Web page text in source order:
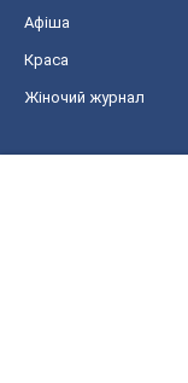
Афіша
Краса
Жіночий журнал